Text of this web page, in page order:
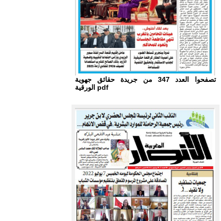
تصفحوا العدد 347 من جريدة حقائق جهوية
الورقية pdf